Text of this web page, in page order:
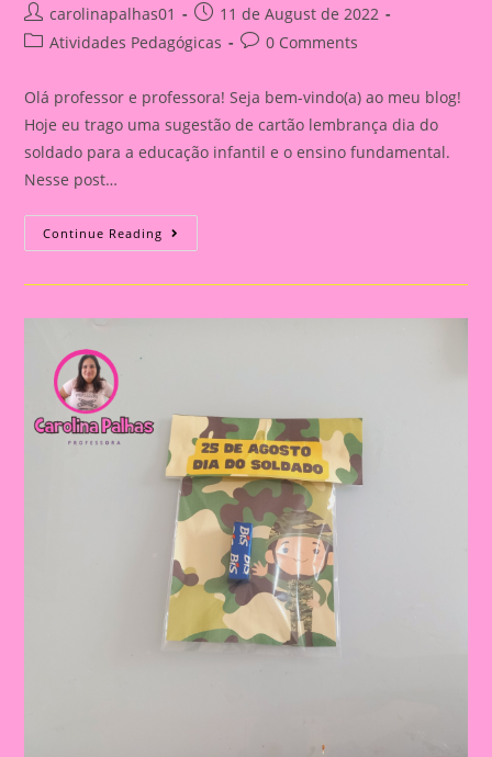
Post
author:
carolinapalhas01
Post
published:
11 de August de 2022
PostAtividades Pedagógicas
Post0 Comments
Olá professor e professora! Seja bem-vindo(a) ao meu blog!
Hoje eu trago uma sugestão de cartão lembrança dia do
soldado para a educação infantil e o ensino fundamental.
Nesse post…
Continue Reading Cartão
Lembrança
A
Fundamental.